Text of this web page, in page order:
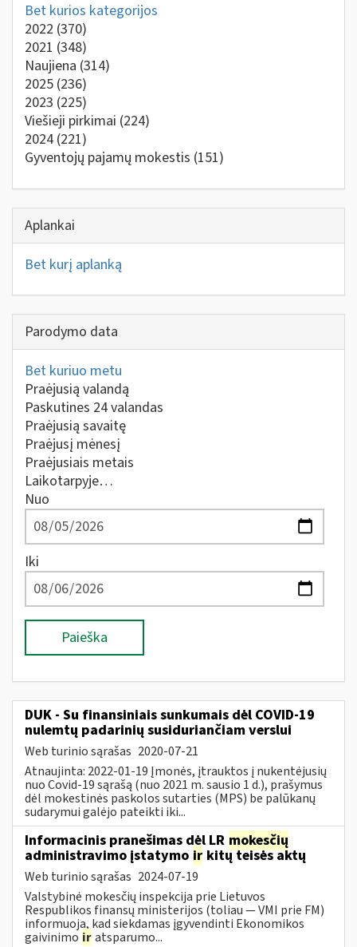
Bet kurios kategorijos
2022 (370)
2021 (348)
Naujiena (314)
2025 (236)
2023 (225)
Viešieji pirkimai (224)
2024 (221)
Gyventojų pajamų mokestis (151)
Aplankai
Bet kurį aplanką
Parodymo data
Bet kuriuo metu
Praėjusią valandą
Paskutines 24 valandas
Praėjusią savaitę
Praėjusį mėnesį
Praėjusiais metais
Laikotarpyje…
Nuo
Iki
Paieška
DUK - Su finansiniais sunkumais dėl COVID-19
nulemtų padarinių susiduriančiam verslui
Web turinio sąrašas 2020-07-21
Atnaujinta: 2022-01-19 Įmonės, įtrauktos į nukentėjusių
nuo Covid-19 sąrašą (nuo 2021 m. sausio 1 d.), prašymus
dėl mokestinės paskolos sutarties (MPS) be palūkanų
sudarymui galėjo pateikti iki...
Informacinis pranešimas dėl LR mokesčių
administravimo įstatymo ir kitų teisės aktų
Web turinio sąrašas 2024-07-19
Valstybinė mokesčių inspekcija prie Lietuvos
Respublikos finansų ministerijos (toliau — VMI prie FM)
informuoja, kad siekdamas įgyvendinti Ekonomikos
gaivinimo iratsparumo...